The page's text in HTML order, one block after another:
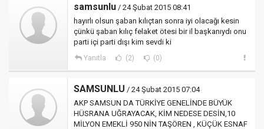
samsunlu / 24 Şubat 2015 08:41
hayırlı olsun şaban kılıçtan sonra iyi olacağı kesin
çünkü şaban kılıç felaket ötesi bir il başkanıydı onu
parti içi parti dışı kim sevdi ki
Yanıtla (2) (0)
SAMSUNLU / 24 Şubat 2015 07:04
AKP SAMSUN DA TÜRKİYE GENELİNDE BÜYÜK
HÜSRANA UĞRAYACAK, KİM NEDESE DESİN,10
MİLYON EMEKLİ 950 NİN TAŞÖREN , KÜÇÜK ESNAF